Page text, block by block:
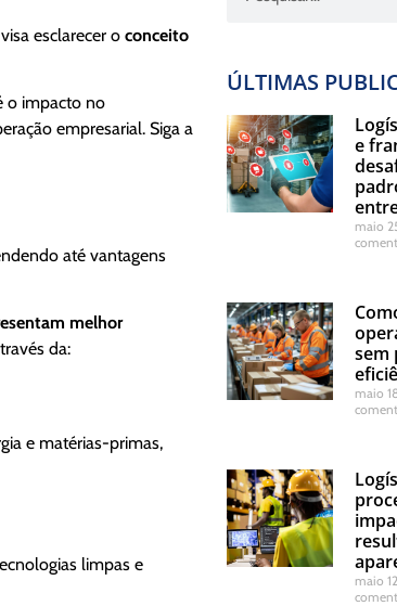
esclarecer o conceito
o impacto no
empresarial. Siga a
até vantagens
melhor
da:
e matérias-primas,
limpas e
ÚLTIMAS
e
maio
sem
maio
maio